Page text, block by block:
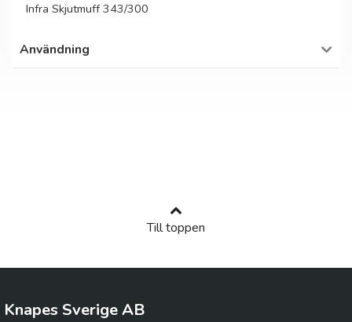
Infra Skjutmuff 343/300
Användning
Till toppen
Knapes Sverige AB